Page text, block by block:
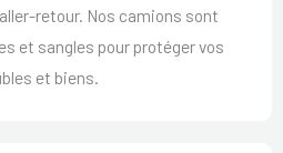
retour. Nos camions sont
et sangles pour protéger vos
et biens.